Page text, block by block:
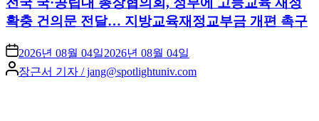
확충 건의문 전달… 지방교육재정교부금 개편 촉구
2026년 08월 04일2026년 08월 04일
Posted
by
장근서 기자 / jang@spotlightuniv.com